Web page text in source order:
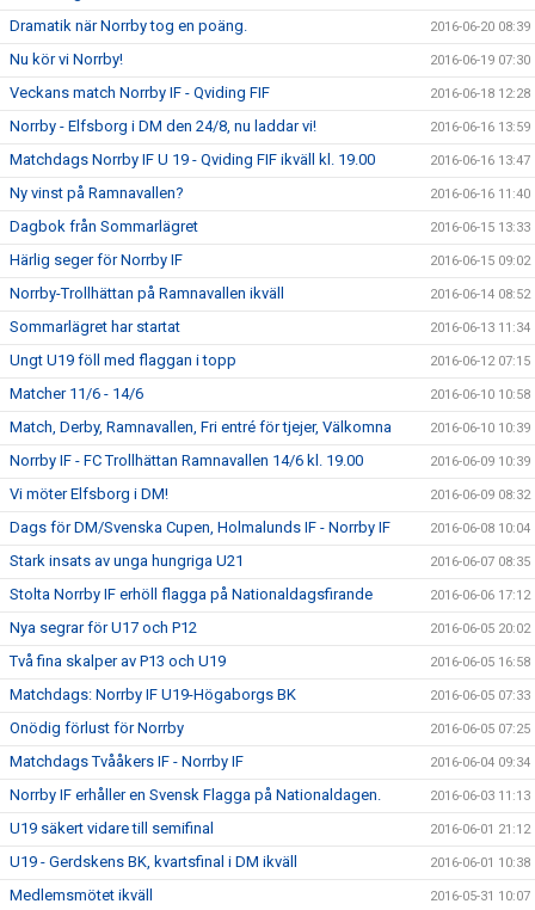
Dramatik när Norrby tog en poäng. 2016-06-20 08:39
Nu kör vi Norrby! 2016-06-19 07:30
Veckans match Norrby IF - Qviding FIF 2016-06-18 12:28
Norrby - Elfsborg i DM den 24/8, nu laddar vi! 2016-06-16 13:59
Matchdags Norrby IF U 19 - Qviding FIF ikväll kl. 19.00 2016-06-16 13:47
Ny vinst på Ramnavallen? 2016-06-16 11:40
Dagbok från Sommarlägret 2016-06-15 13:33
Härlig seger för Norrby IF 2016-06-15 09:02
Norrby-Trollhättan på Ramnavallen ikväll 2016-06-14 08:52
Sommarlägret har startat 2016-06-13 11:34
Ungt U19 föll med flaggan i topp 2016-06-12 07:15
Matcher 11/6 - 14/6 2016-06-10 10:58
Match, Derby, Ramnavallen, Fri entré för tjejer, Välkomna 2016-06-10 10:39
Norrby IF - FC Trollhättan Ramnavallen 14/6 kl. 19.00 2016-06-09 10:39
Vi möter Elfsborg i DM! 2016-06-09 08:32
Dags för DM/Svenska Cupen, Holmalunds IF - Norrby IF 2016-06-08 10:04
Stark insats av unga hungriga U21 2016-06-07 08:35
Stolta Norrby IF erhöll flagga på Nationaldagsfirande 2016-06-06 17:12
Nya segrar för U17 och P12 2016-06-05 20:02
Två fina skalper av P13 och U19 2016-06-05 16:58
Matchdags: Norrby IF U19-Högaborgs BK 2016-06-05 07:33
Onödig förlust för Norrby 2016-06-05 07:25
Matchdags Tvååkers IF - Norrby IF 2016-06-04 09:34
Norrby IF erhåller en Svensk Flagga på Nationaldagen. 2016-06-03 11:13
U19 säkert vidare till semifinal 2016-06-01 21:12
U19 - Gerdskens BK, kvartsfinal i DM ikväll 2016-06-01 10:38
Medlemsmötet ikväll 2016-05-31 10:07